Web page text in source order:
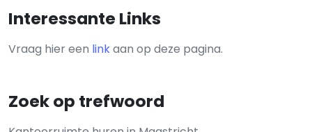
Interessante Links
Vraag hier een linkaan op deze pagina.
Zoek op trefwoord